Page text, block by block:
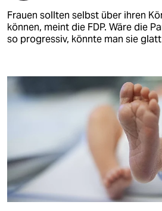
Frauen sollten selbst über ihren
können, meint die FDP. Wäre die
so progressiv, könnte man sie